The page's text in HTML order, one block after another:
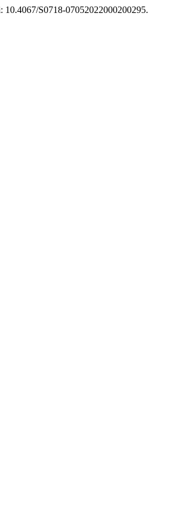
10.4067/S0718-07052022000200295.